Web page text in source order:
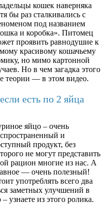
кошек наверняка
бы раз сталкивались с
под названием
и коробка». Питомец
проявить равнодушие к
красивому кошачьему
но мимо картонной
Но в чем загадка этого
теории — в этом видео.
есть по 2 яйца
яйцо – очень
и
продукт, без
не могут представить
рацион многие из нас. А
— очень полезный!
употреблять всего два
заметных улучшений в
узнаете из этого ролика.